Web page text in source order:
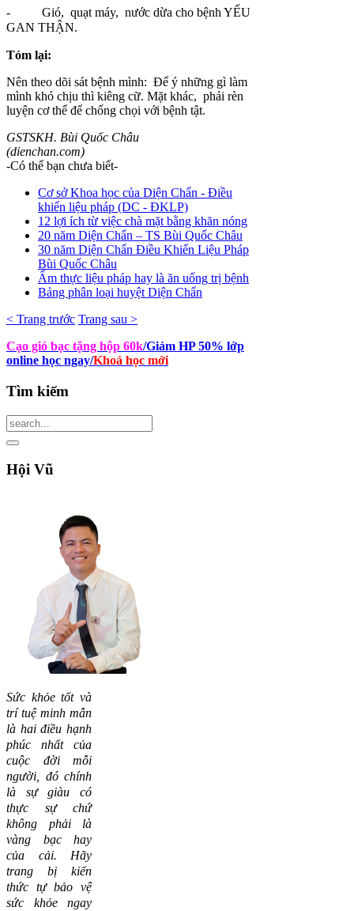
- Gió, quạt máy, nước dừa cho bệnh YẾU
GAN THẬN.
Tóm lại:
Nên theo dõi sát bệnh mình: Để ý những gì làm
mình khó chịu thì kiêng cữ. Mặt khác, phải rèn
luyện cơ thể để chống chọi với bệnh tật.
GSTSKH. Bùi Quốc Châu
(dienchan.com)
-Có thể bạn chưa biết-
Cơ sở Khoa học của Diện Chẩn - Điều
khiển liệu pháp (DC - ĐKLP)
12 lợi ích từ việc chà mặt bằng khăn nóng
20 năm Diện Chẩn – TS Bùi Quốc Châu
30 năm Diện Chẩn Điều Khiển Liệu Pháp
Bùi Quốc Châu
Ẩm thực liệu pháp hay là ăn uống trị bệnh
Bảng phân loại huyệt Diện Chẩn
< Trang trước Trang sau >
Cạo gió bạc tặng hộp 60k/Giảm HP 50% lớp
online học ngay/Khoá học mới
Tìm kiếm
Hội Vũ
Sức khỏe tốt và
trí tuệ minh mẫn
là hai điều hạnh
phúc nhất của
cuộc đời mỗi
người, đó chính
là sự giàu có
thực sự chứ
không phải là
vàng bạc hay
của cải. Hãy
trang bị kiến
thức tự bảo vệ
sức khỏe ngay